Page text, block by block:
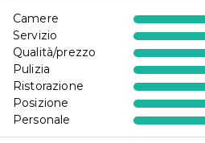
Camere
Servizio
Qualità/prezzo
Pulizia
Ristorazione
Posizione
Personale